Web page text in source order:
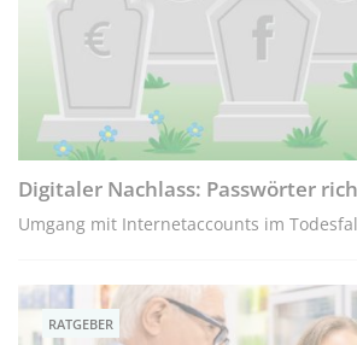
Digitaler Nachlass: Passwörter
Umgang mit Internetaccounts im
RATGEBER